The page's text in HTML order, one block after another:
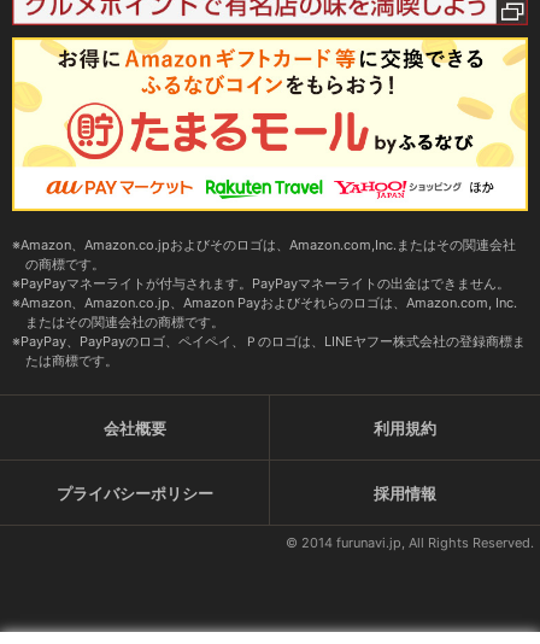
Amazon、Amazon.co.jpおよびそのロゴは、Amazon.com,Inc.またはその関連会社
の商標です。
PayPayマネーライトが付与されます。PayPayマネーライトの出金はできません。
Amazon、Amazon.co.jp、Amazon Payおよびそれらのロゴは、Amazon.com, Inc.
またはその関連会社の商標です。
PayPay、PayPayのロゴ、ペイペイ、Ｐのロゴは、LINEヤフー株式会社の登録商標ま
たは商標です。
会社概要 利用規約
プライバシーポリシー 採用情報
© 2014 furunavi.jp, All Rights Reserved.